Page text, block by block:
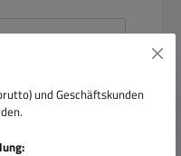
und Geschäftskunden